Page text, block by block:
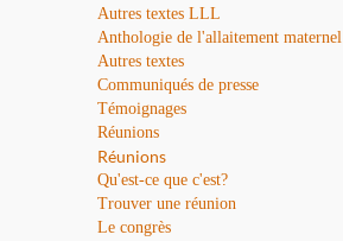
Autres textes LLL
Anthologie de l'allaitement maternel
Autres textes
Communiqués de presse
Témoignages
Réunions
Réunions
Qu'est-ce que c'est?
Trouver une réunion
Le congrès